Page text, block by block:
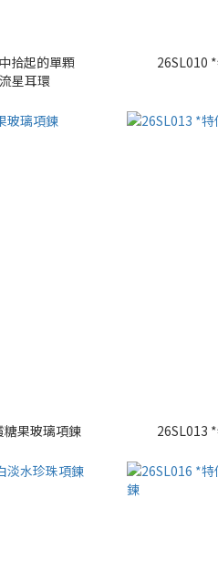
拾起的單顆
星耳環
26SL010
果玻璃項鍊 26SL013